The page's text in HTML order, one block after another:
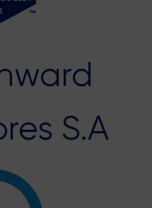
S.A